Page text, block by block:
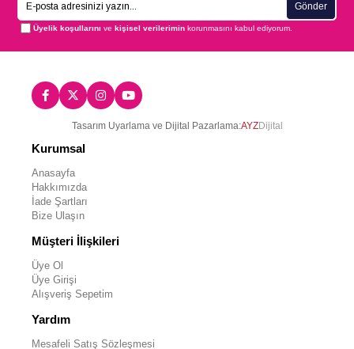
Gönder
Üyelik koşullarını vekişisel verilerimin korunmasını kabul ediyorum.
Tasarım Uyarlama ve Dijital Pazarlama:AYZDijital
Kurumsal
Anasayfa
Hakkımızda
İade Şartları
Bize Ulaşın
Müşteri İlişkileri
Üye Ol
Üye Girişi
Alışveriş Sepetim
Yardım
Mesafeli Satış Sözleşmesi